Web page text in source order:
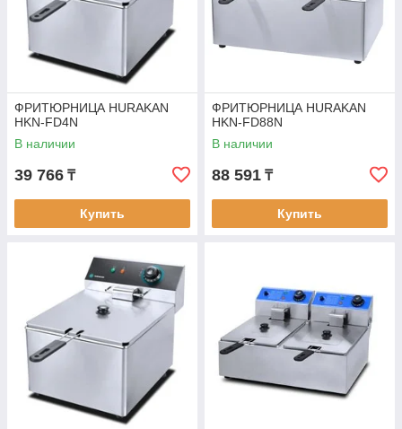
ФРИТЮРНИЦА HURAKAN
HKN-FD4N
В наличии
39 766 ₸
Купить
ФРИТЮРНИЦА HURAKAN
HKN-FD88N
В наличии
88 591 ₸
Купить